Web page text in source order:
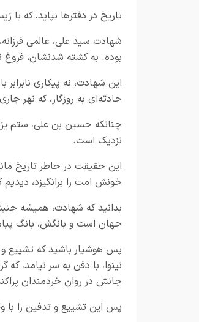
تاریخ در دفترها نپاید، که
شهادت سید علی، عالمی
بوده. به کشته شدنشان، فروغ
این شهادت، نه پیکاری
حادثه‌ای به روزگار، که نهر
چنانکه حسین بن علی، ستم
نزدیک است.
این حقیقت در خاطر تاریخ
خونش امت را برانگیزد،
بدانید که شهادت، همیشه
جهان است و بانگش، بانگ
پس هوشیار باشید که تشییع
نینوا، با دفن به سر نیامد،
جانش در روان خردمندان
پس این تشییع و تدفین را با